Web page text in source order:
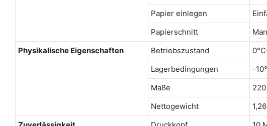
Papier einlegen
Papierschnitt
Physikalische Eigenschaften
Betriebszustand
Lagerbedingungen
-
Maße
Nettogewicht